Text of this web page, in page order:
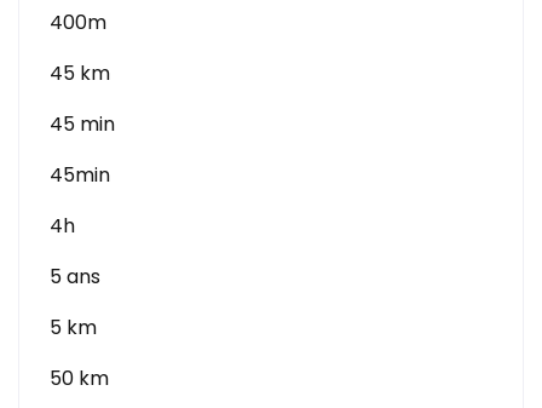
400m
45 km
45 min
45min
4h
5 ans
5 km
50 km